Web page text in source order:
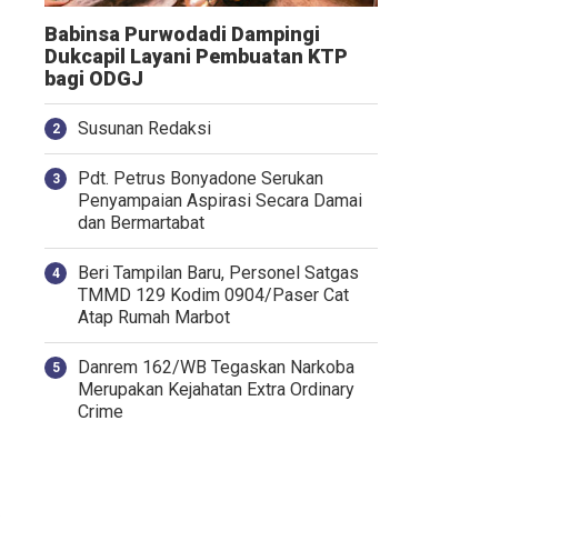
Babinsa Purwodadi Dampingi
Dukcapil Layani Pembuatan KTP
bagi ODGJ
Susunan Redaksi
Pdt. Petrus Bonyadone Serukan
Penyampaian Aspirasi Secara Damai
dan Bermartabat
Beri Tampilan Baru, Personel Satgas
TMMD 129 Kodim 0904/Paser Cat
Atap Rumah Marbot
Danrem 162/WB Tegaskan Narkoba
Merupakan Kejahatan Extra Ordinary
Crime